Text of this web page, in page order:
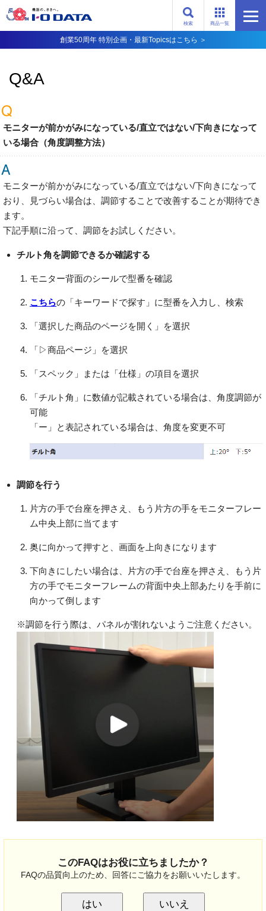
商品一覧
検索
創業50周年 特別企画・最新Topicsはこちら ＞
Q&A
モニターが前かがみになっている/直立ではない/下向きになって
いる場合（角度調整方法）
モニターが前かがみになっている/直立ではない/下向きになって
おり、見づらい場合は、調節することで改善することが期待でき
ます。
下記手順に沿って、調節をお試しください。
チルト角を調節できるか確認する
モニター背面のシールで型番を確認
こちらの「キーワードで探す」に型番を入力し、検索
「選択した商品のページを開く」を選択
「▷商品ページ」を選択
「スペック」または「仕様」の項目を選択
「チルト角」に数値が記載されている場合は、角度調節が
可能
「ー」と表記されている場合は、角度を変更不可
調節を行う
片方の手で台座を押さえ、もう片方の手をモニターフレー
ム中央上部に当てます
奥に向かって押すと、画面を上向きになります
下向きにしたい場合は、片方の手で台座を押さえ、もう片
方の手でモニターフレームの背面中央上部あたりを手前に
向かって倒します
※調節を行う際は、パネルが割れないようご注意ください。
このFAQはお役に立ちましたか？
FAQの品質向上のため、回答にご協力をお願いいたします。
はい いいえ